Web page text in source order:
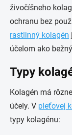
živočíšneho
ochranu bez
rastlinný kolagén
účelom ako
Typy
Kolagén má
účely. V pleťovej
typy kolagénu: